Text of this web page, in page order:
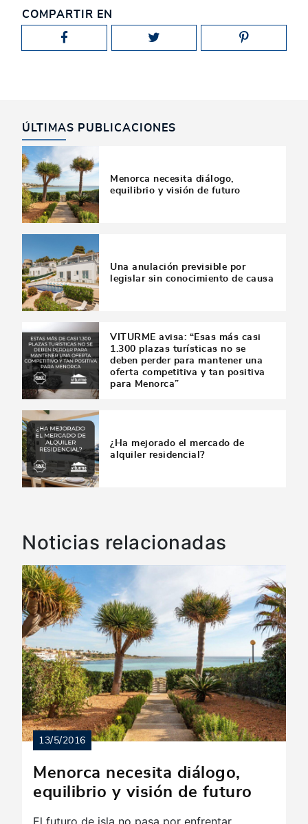
COMPARTIR EN
ÚLTIMAS PUBLICACIONES
Menorca necesita diálogo,
equilibrio y visión de futuro
Una anulación previsible por
legislar sin conocimiento de causa
VITURME avisa: “Esas más casi
1.300 plazas turísticas no se
deben perder para mantener una
oferta competitiva y tan positiva
para Menorca”
¿Ha mejorado el mercado de
alquiler residencial?
Noticias relacionadas
Menorca necesita diálogo,
equilibrio y visión de futuro
13/5/2016
El futuro de isla no pasa por enfrentar